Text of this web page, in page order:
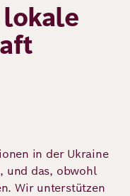
Die Stiftung
Werte und
Haltung
Unsere
Resilienz
Wie wir
Aktuelle
in der Ukraine
und das, obwohl
Wir unterstützen